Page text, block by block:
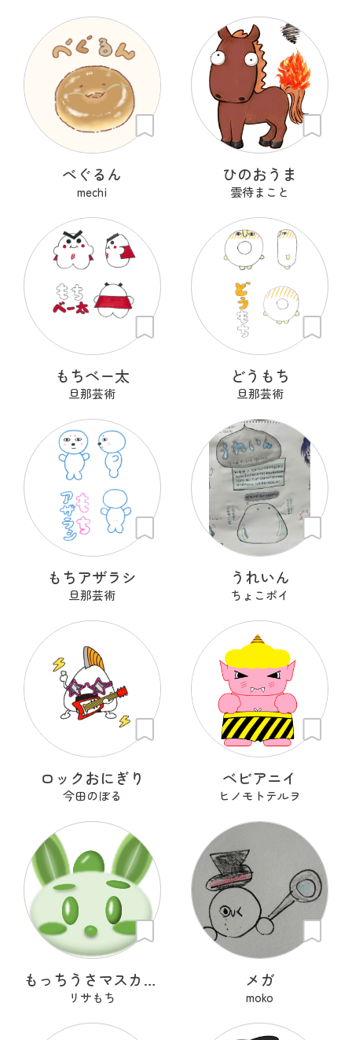
べぐるん
mechi
ひのおうま
雲待まこと
もちベー太
旦那芸術
どうもち
旦那芸術
もちアザラシ
旦那芸術
うれいん
ちょこポイ
ロックおにぎり
今田のぼる
ベビアニイ
ヒノモトテルヲ
もっちうさマスカット
リサもち
メガ
moko